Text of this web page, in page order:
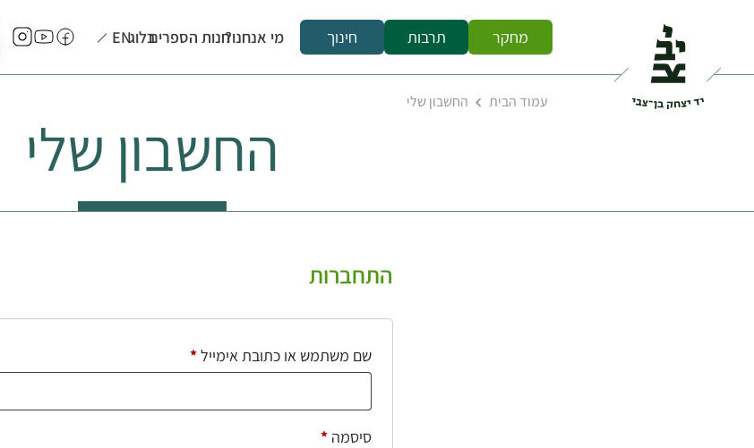
מחקר תרבות חינוך מי אנחנו?חנות הספריםבלוגEN
עמוד הבית החשבון שלי
החשבון שלי
התחברות
שם משתמש או כתובת אימייל*חובה
סיסמה*חובה